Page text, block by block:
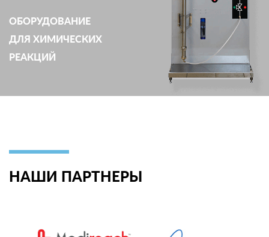
ОБОРУДОВАНИЕ
ДЛЯ ХИМИЧЕСКИХ
РЕАКЦИЙ
НАШИ ПАРТНЕРЫ